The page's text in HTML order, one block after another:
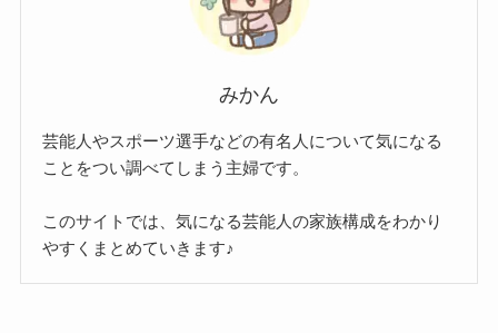
みかん
芸能人やスポーツ選手などの有名人について気になる
ことをつい調べてしまう主婦です。
このサイトでは、気になる芸能人の家族構成をわかり
やすくまとめていきます♪